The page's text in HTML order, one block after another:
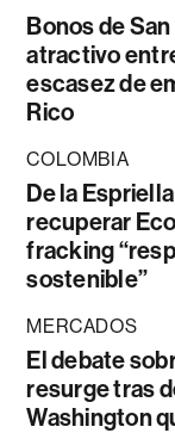
Bonos de
atractivo
escasez de
Rico
COLOMBIA
De la
recuperar
fracking
sostenible”
MERCADOS
El debate
resurge tras
Washington